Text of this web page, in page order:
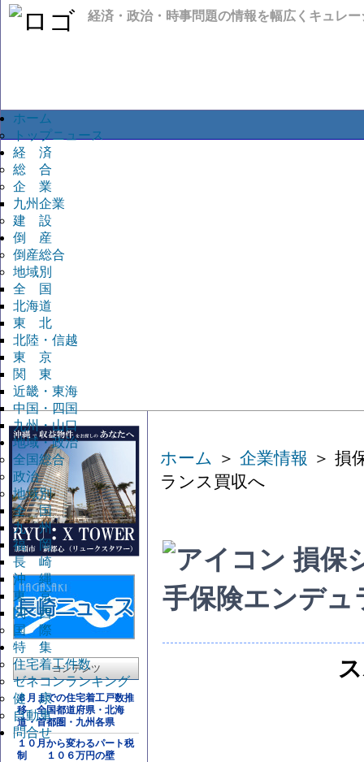
経済・政治・時事問題の情報を幅広くキュレ
ホーム
トップニュース
経 済
総 合
企 業
九州企業
建 設
倒 産
倒産総合
地域別
全 国
北海道
東 北
北陸・信越
東 京
関 東
近畿・東海
中国・四国
九州・山口
地域・政治
全国総合
政治
地域別
全 国
九 州
福 岡
長 崎
沖 縄
東 京
関 西
国 際
特 集
住宅着工件数
ゼネコンランキング
健 康
自動車
問合せ
コンテンツ
６月までの住宅着工戸数推
移 全国都道府県・北海
道・首都圏・九州各県
１０月から変わるパート税
制 １０６万円の壁
ホーム ＞ 企業情報 ＞ 損
ランス買収へ
損保
手保険エンデュ